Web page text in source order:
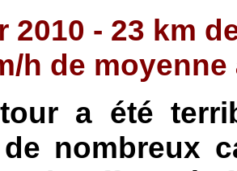
2010 - 23 km
h de
a été
nombreux